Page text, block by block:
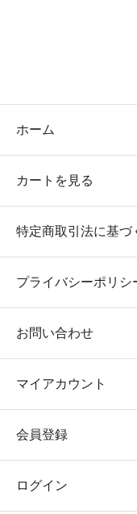
ホーム
カートを見る
特定商取引法に基づ
プライバシーポリシ
お問い合わせ
マイアカウント
会員登録
ログイン